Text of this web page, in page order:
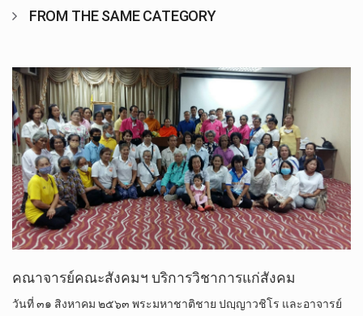
FROM THE SAME CATEGORY
คณาจารย์​คณะสังคม​ฯ​ บริการวิชาการแก่สังคม
วันที่​ ๓๑​ สิงหาคม​ ๒๕​๖​๓​ พระมหาชาติชาย ปญฺญาวชิโร​ และอาจารย์​